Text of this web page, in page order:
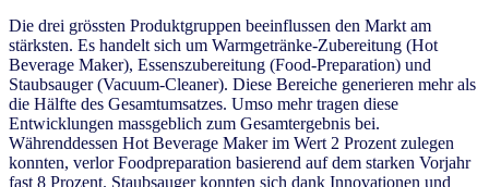
Die drei grössten Produktgruppen beeinflussen den Markt am
stärksten. Es handelt sich um Warmgetränke-Zubereitung (Hot
Beverage Maker), Essenszubereitung (Food-Preparation) und
Staubsauger (Vacuum-Cleaner). Diese Bereiche generieren mehr als
die Hälfte des Gesamtumsatzes. Umso mehr tragen diese
Entwicklungen massgeblich zum Gesamtergebnis bei.
Währenddessen Hot Beverage Maker im Wert 2 Prozent zulegen
konnten, verlor Foodpreparation basierend auf dem starken Vorjahr
fast 8 Prozent. Staubsauger konnten sich dank Innovationen und